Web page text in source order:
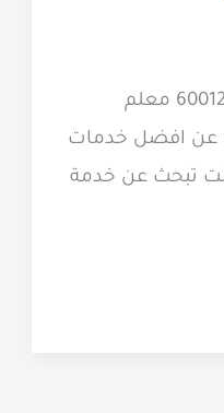
كهربائي منازل حولي 60012522 معلم
عن افضل خدمات
تبحث عن خدمة